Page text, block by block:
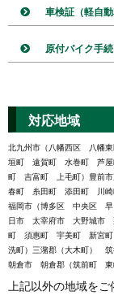
車検証（軽自
原付バイク手
対応地域
北九州市（八幡西区 八幡
垣町 遠賀町 水巻町 芦屋
町 吉富町 上毛町）豊前
春町 糸田町 添田町 川崎
福岡市（博多区 中央区
日市 太宰府市 大野城市
町 須惠町 宇美町 新宮町
洗町）三潴郡（大木町）
朝倉市 朝倉郡（筑前町 東
上記以外の地域をご